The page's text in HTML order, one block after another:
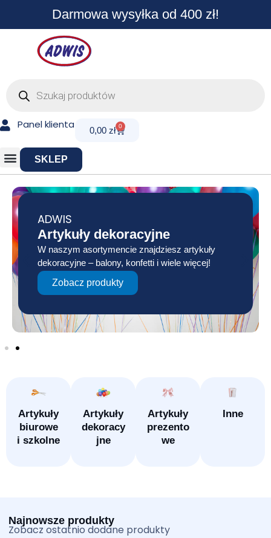
treści
Darmowa wysyłka od 400 zł!
Panel klienta 0,00 zł 0
Cart
SKLEP
ADWIS
Artykuły dekoracyjne
W naszym asortymencie znajdziesz artykuły
dekoracyjne – balony, konfetti i wiele więcej!
Zobacz produkty
Artykuły
biurowe
i szkolne
Artykuły
dekoracy
jne
Artykuły
prezento
we
Inne
Najnowsze produkty
Zobacz ostatnio dodane produkty